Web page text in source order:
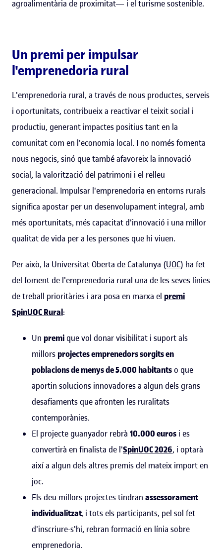
agroalimentària de proximitat— i el turisme sostenible.
Un premi per impulsar
l'emprenedoria rural
L'emprenedoria rural, a través de nous productes, serveis
i oportunitats, contribueix a reactivar el teixit social i
productiu, generant impactes positius tant en la
comunitat com en l'economia local. I no només fomenta
nous negocis, sinó que també afavoreix la innovació
social, la valorització del patrimoni i el relleu
generacional. Impulsar l'emprenedoria en entorns rurals
significa apostar per un desenvolupament integral, amb
més oportunitats, més capacitat d'innovació i una millor
qualitat de vida per a les persones que hi viuen.
Per això, la Universitat Oberta de Catalunya (UOC) ha fet
del foment de l'emprenedoria rural una de les seves línies
de treball prioritàries i ara posa en marxa el premi
SpinUOC Rural:
Un premi que vol donar visibilitat i suport als
millors projectes emprenedors sorgits en
poblacions de menys de 5.000 habitantso que
aportin solucions innovadores a algun dels grans
desafiaments que afronten les ruralitats
contemporànies.
El projecte guanyador rebrà 10.000 euros i es
convertirà en finalista de l'SpinUOC 2026, i optarà
així a algun dels altres premis del mateix import en
joc.
Els deu millors projectes tindran assessorament
individualitzat, i tots els participants, pel sol fet
d'inscriure-s'hi, rebran formació en línia sobre
emprenedoria.